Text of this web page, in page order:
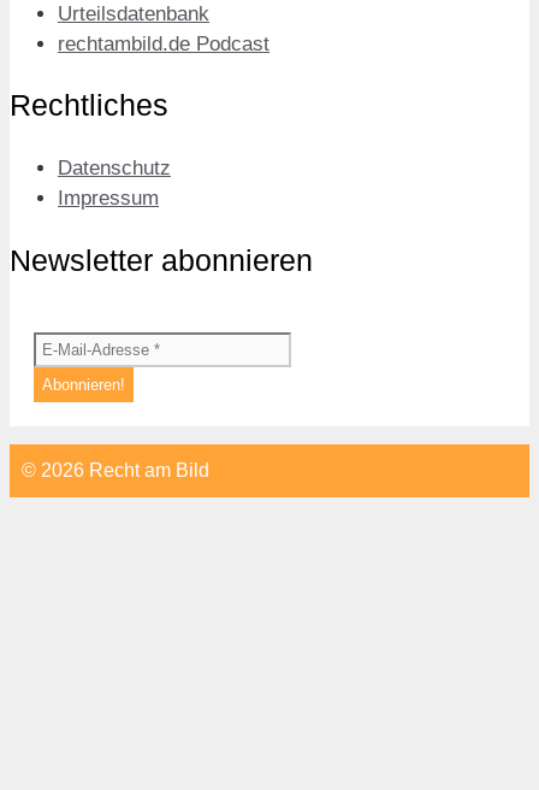
Urteilsdatenbank
rechtambild.de Podcast
Rechtliches
Datenschutz
Impressum
Newsletter abonnieren
© 2026 Recht am Bild